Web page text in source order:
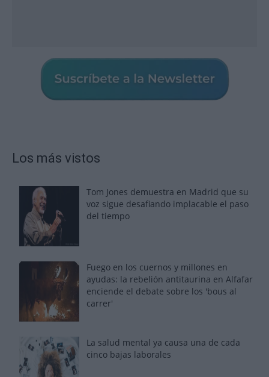
Los más vistos
Tom Jones demuestra en Madrid que su
voz sigue desafiando implacable el paso
del tiempo
Fuego en los cuernos y millones en
ayudas: la rebelión antitaurina en Alfafar
enciende el debate sobre los 'bous al
carrer'
La salud mental ya causa una de cada
cinco bajas laborales